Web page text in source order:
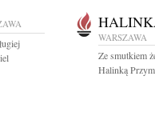
WARSZAWA
Ze smutkiem
Halinką